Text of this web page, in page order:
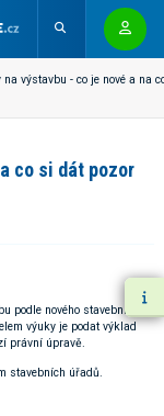
na výstavbu - co je nové a na
co si dát pozor
podle nového stavebního
výuky je podat výklad
právní úpravě.
stavebních úřadů.